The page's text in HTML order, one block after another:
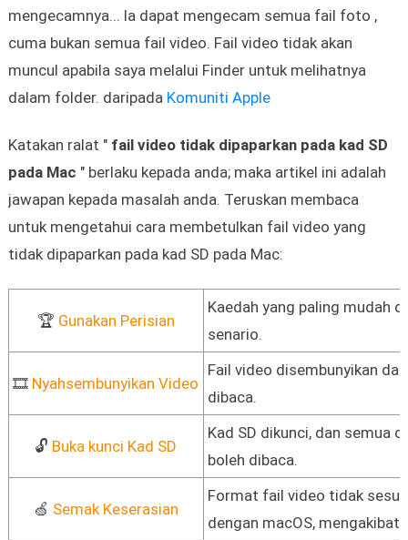
mengecamnya... Ia dapat mengecam semua fail foto ,
cuma bukan semua fail video. Fail video tidak akan
muncul apabila saya melalui Finder untuk melihatnya
dalam folder. daripada Komuniti Apple
Katakan ralat " fail video tidak dipaparkan pada kad SD
pada Mac " berlaku kepada anda; maka artikel ini adalah
jawapan kepada masalah anda. Teruskan membaca
untuk mengetahui cara membetulkan fail video yang
tidak dipaparkan pada kad SD pada Mac:
🏆 Gunakan Perisian
Kaedah yang paling mudah
senario.
🎞️ Nyahsembunyikan Video
Fail video disembunyikan
dibaca.
🔓 Buka kunci Kad SD
Kad SD dikunci, dan semua
boleh dibaca.
🍏 Semak Keserasian
Format fail video tidak
dengan macOS,